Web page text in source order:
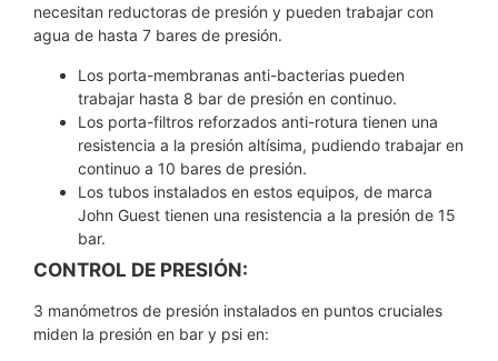
necesitan reductoras de presión y pueden trabajar con
agua de hasta 7 bares de presión.
Los porta-membranas anti-bacterias pueden
trabajar hasta 8 bar de presión en continuo.
Los porta-filtros reforzados anti-rotura tienen una
resistencia a la presión altísima, pudiendo trabajar en
continuo a 10 bares de presión.
Los tubos instalados en estos equipos, de marca
John Guest tienen una resistencia a la presión de 15
bar.
CONTROL DE PRESIÓN:
3 manómetros de presión instalados en puntos cruciales
miden la presión en bar y psi en: